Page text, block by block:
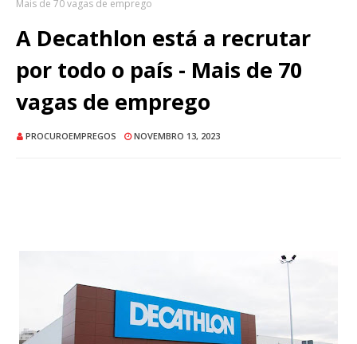
Mais de 70 vagas de emprego
A Decathlon está a recrutar
por todo o país - Mais de 70
vagas de emprego
PROCUROEMPREGOS NOVEMBRO 13, 2023